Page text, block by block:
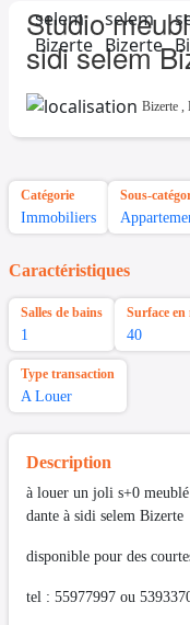
Studio
sidi selem
Bizerte ,
Catégorie
Immobiliers
Sous-
Caractéristiques
Salles de bains
1
Surface en
40
Type transaction
A Louer
Description
à louer un joli s+0 meublé
dante à sidi selem Bizerte
disponible pour des
tel : 55977997 ou